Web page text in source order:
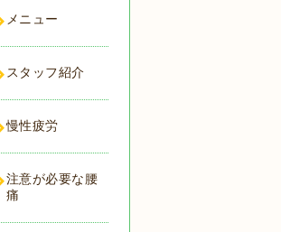
メニュー
スタッフ紹介
慢性疲労
注意が必要な腰
痛